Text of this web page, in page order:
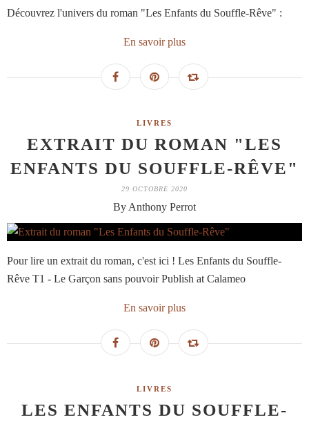
Découvrez l'univers du roman "Les Enfants du Souffle-Rêve" :
En savoir plus
LIVRES
EXTRAIT DU ROMAN "LES
ENFANTS DU SOUFFLE-RÊVE"
29 OCTOBRE 2020
By Anthony Perrot
Pour lire un extrait du roman, c'est ici ! Les Enfants du Souffle-
Rêve T1 - Le Garçon sans pouvoir Publish at Calameo
En savoir plus
LIVRES
LES ENFANTS DU SOUFFLE-